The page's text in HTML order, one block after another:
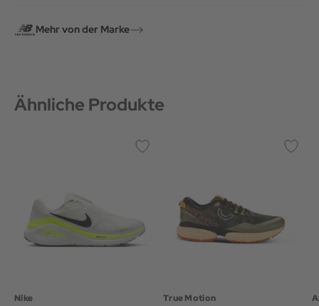
Mehr von der Marke
Ähnliche Produkte
Nike
True Motion